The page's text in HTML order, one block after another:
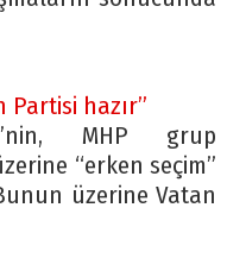
Partisi hazır”
MHP grup
“erken seçim”
üzerine Vatan